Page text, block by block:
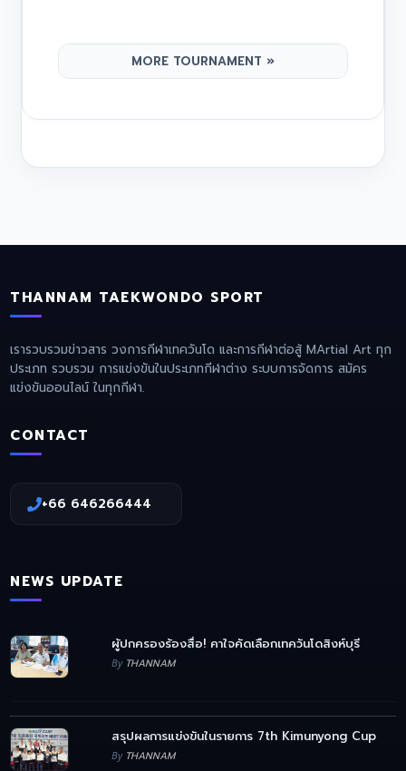
MORE TOURNAMENT »
THANNAM TAEKWONDO SPORT
เรารวบรวมข่าวสาร วงการกีฬาเทควันโด และการกีฬาต่อสู้ MArtial Art ทุก
ประเภท รวบรวม การแข่งขันในประเภทกีฬาต่าง ระบบการจัดการ สมัคร
แข่งขันออนไลน์ ในทุกกีฬา.
CONTACT
+66 646266444
NEWS UPDATE
ผู้ปกครองร้องสื่อ! คาใจคัดเลือกเทควันโดสิงห์บุรี
By THANNAM
สรุปผลการแข่งขันในรายการ 7th Kimunyong Cup
By THANNAM